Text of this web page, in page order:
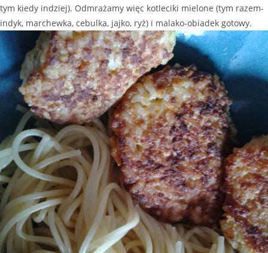
tym kiedy indziej). Odmrażamy więc kotleciki mielone (tym razem-
indyk, marchewka, cebulka, jajko, ryż) i malako-obiadek gotowy.